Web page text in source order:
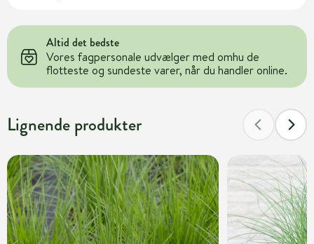
Altid det bedste
Vores fagpersonale udvælger med omhu de
flotteste og sundeste varer, når du handler online.
Lignende produkter